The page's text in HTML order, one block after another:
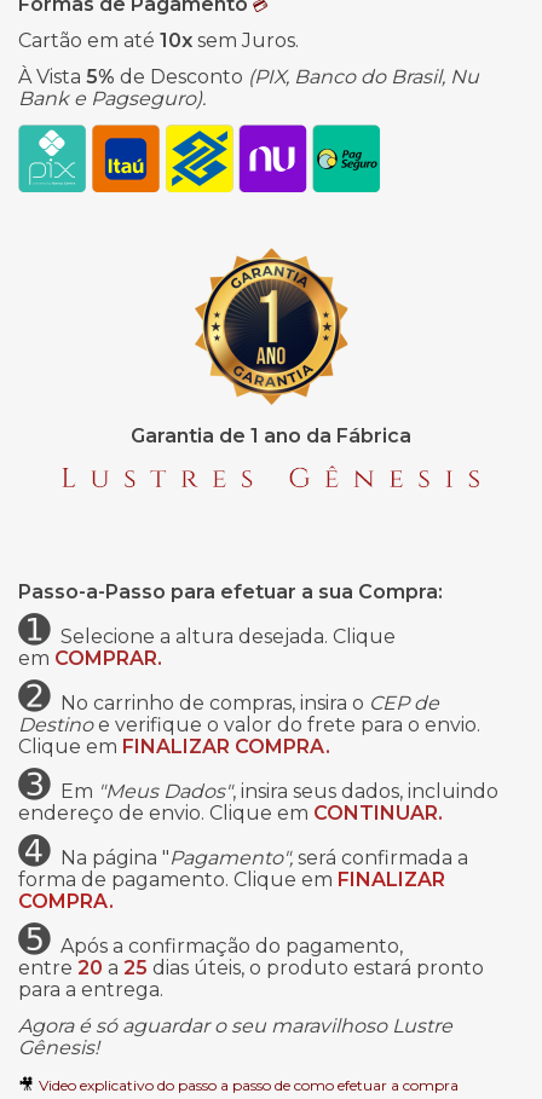
💳
Cartão em até 10x sem Juros.
À Vista 5% de Desconto (PIX, Banco do Brasil, Nu
Bank e Pagseguro).
Garantia de 1 ano da Fábrica
Passo-a-Passo para efetuar a sua Compra:
➊ Selecione a altura desejada. Clique
em COMPRAR.
➋ No carrinho de compras, insira o CEP de
Destinoe verifique o valor do frete para o envio.
Clique em FINALIZAR COMPRA.
➌ Em "Meus Dados", insira seus dados, incluindo
endereço de envio. Clique em CONTINUAR.
➍ Na página "Pagamento", será confirmada a
forma de pagamento. Clique em FINALIZAR
COMPRA.
➎ Após a confirmação do pagamento,
entre 20 a 25 dias úteis, o produto estará pronto
para a entrega.
Agora é só aguardar o seu maravilhoso Lustre
Gênesis!
🎥 Video explicativo do passo a passo de como efetuar a compra